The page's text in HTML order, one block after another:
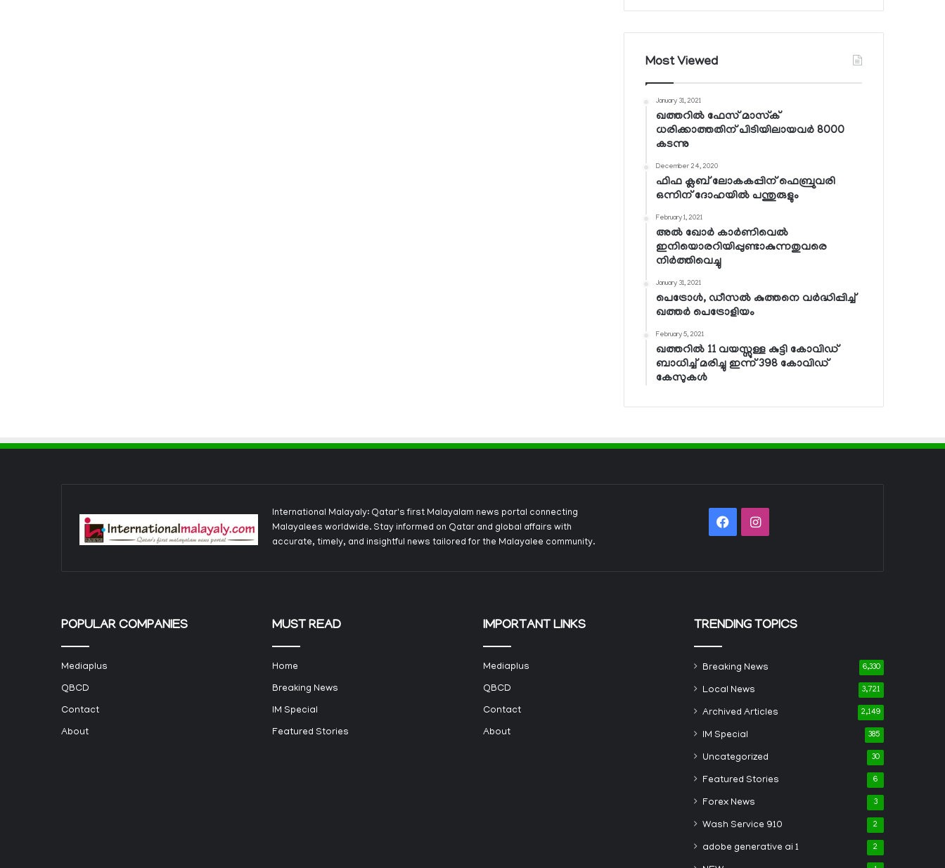
Most Viewed
January 31, 2021
ഖത്തറില്‍ ഫേസ് മാസ്‌ക്
ധരിക്കാത്തതിന് പിടിയിലായവര്‍ 8000
കടന്നു
December 24, 2020
ഫിഫ ക്ലബ് ലോകകപ്പിന് ഫെബ്രുവരി
ഒന്നിന് ദോഹയില്‍ പന്തുരുളും
February 1, 2021
അല്‍ ഖോര്‍ കാര്‍ണിവെല്‍
ഇനിയൊരറിയിപ്പുണ്ടാകുന്നതുവരെ
നിര്‍ത്തിവെച്ചു
January 31, 2021
പെട്രോള്‍, ഡീസല്‍ കുത്തനെ വര്‍ദ്ധിപ്പിച്ച്
ഖത്തര്‍ പെട്രോളിയം
February 5, 2021
ഖത്തറില്‍ 11 വയസ്സുള്ള കുട്ടി കോവിഡ്
ബാധിച്ച് മരിച്ചു ഇന്ന് 398 കോവിഡ്
കേസുകള്‍
International Malayaly: Qatar's first Malayalam news portal connecting
Malayalees worldwide. Stay informed on Qatar and global affairs with
accurate, timely, and insightful news tailored for the Malayalee community.
FacebookInstagram
POPULAR COMPANIES
Mediaplus
QBCD
Contact
About
MUST READ
Home
Breaking News
IM Special
Featured Stories
IMPORTANT LINKS
Mediaplus
QBCD
Contact
About
TRENDING TOPICS
Breaking News 6,330
Local News 3,721
Archived Articles 2,149
IM Special 385
Uncategorized 30
Featured Stories 6
Forex News 3
Wash Service 910 2
adobe generative ai 1 2